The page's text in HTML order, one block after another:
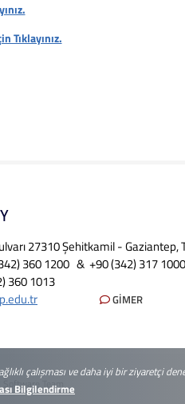
çalışması ve daha iyi bir ziyaretçi
Bilgilendirme
Tıklayınız.
27310 Şehitkamil - Gaziantep,
360 1200 & +90 (342) 317 1000
360 1013
GİMER
Software Team